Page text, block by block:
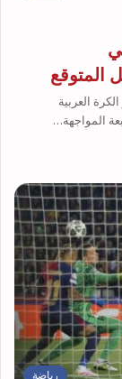
المتوقع
العربية
رياضة